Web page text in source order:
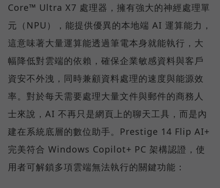
Core™ Ultra X7 處理器，擁有強大的神經處理單
元（NPU），能提供優異的本地端 AI 運算能力，
這意味著大量運算能透過筆電本身就能執行，大
幅降低對雲端的依賴，確保企業敏感資料與客戶
資安不外洩，同時兼顧資料處理的速度與能源效
率。對於每天需要處理大量文件與郵件的商務人
士來說，AI 不再只是網頁上的聊天工具，而是內
建在系統底層的數位助手。Prestige 14 Flip AI+
完美符合 Windows Copilot+ PC 架構認證，使
用者可解鎖多項雲端無法執行的關鍵功能：